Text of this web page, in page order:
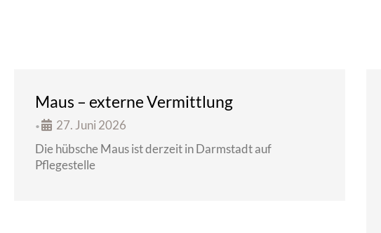
Maus – externe Vermittlung
•
27. Juni 2026
Die hübsche Maus ist derzeit in Darmstadt auf
Pflegestelle